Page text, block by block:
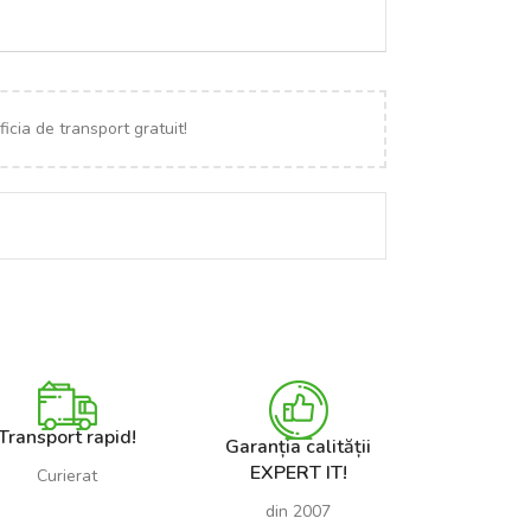
de transport gratuit!
rapid!
Curierat
Garanția calității
EXPERT IT!
din 2007